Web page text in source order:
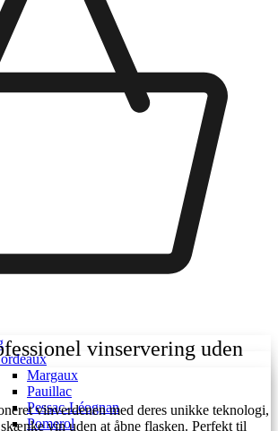
Margaux
Pauillac
Pessac-Léognan
Pomerol
vinservering uden
vinverdenen med deres unikke teknologi,
vin uden at åbne flasken. Perfekt til